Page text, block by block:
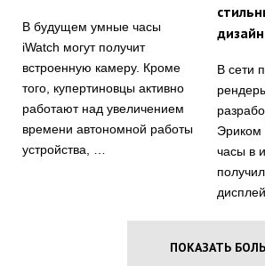
В будущем умные часы
iWatch могут получит
встроенную камеру. Кроме
того, купертиновцы активно
работают над увеличением
времени автономной работы
устройства, …
В сети
часы в
ПОКАЗАТЬ